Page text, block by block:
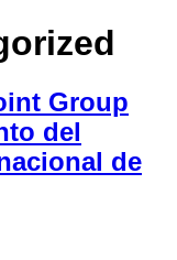
Group
del
de